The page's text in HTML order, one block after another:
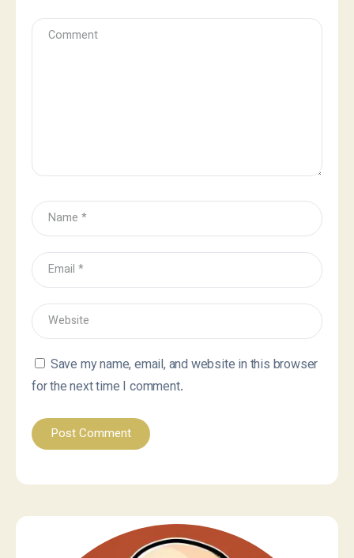
Save my name, email, and website in this browser
for the next time I comment.